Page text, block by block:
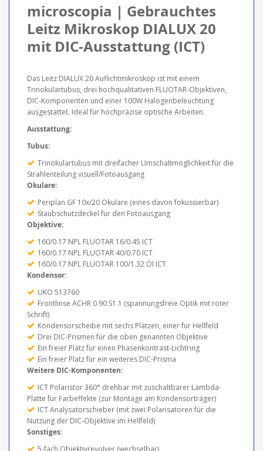
microscopia | Gebrauchtes
Leitz Mikroskop DIALUX 20
mit DIC-Ausstattung (ICT)
Das Leitz DIALUX 20 Auflichtmikroskop ist mit einem
Trinokulartubus, drei hochqualitativen FLUOTAR-Objektiven,
DIC-Komponenten und einer 100W Halogenbeleuchtung
ausgestattet. Ideal für hochpräzise optische Arbeiten.
Ausstattung:
Tubus:
Trinokulartubus mit dreifacher Umschaltmöglichkeit für die
Strahlenteilung visuell/Fotoausgang
Okulare:
Periplan GF 10x/20 Okulare (eines davon fokussierbar)
Staubschutzdeckel für den Fotoausgang
Objektive:
160/0.17 NPL FLUOTAR 16/0.45 ICT
160/0.17 NPL FLUOTAR 40/0.70 ICT
160/0.17 NPL FLUOTAR 100/1.32 Öl ICT
Kondensor:
UKO 513760
Frontlinse ACHR 0.90 S1.1 (spannungsfreie Optik mit roter
Schrift)
Kondensorscheibe mit sechs Plätzen, einer für Hellfeld
Drei DIC-Prismen für die oben genannten Objektive
Ein freier Platz für einen Phasenkontrast-Lichtring
Ein freier Platz für ein weiteres DIC-Prisma
Weitere DIC-Komponenten:
ICT Polaristor 360° drehbar mit zuschaltbarer Lambda-
Platte für Farbeffekte (zur Montage am Kondensorträger)
ICT Analysatorschieber (mit zwei Polarisatoren für die
Nutzung der DIC-Objektive im Hellfeld)
Sonstiges:
5-fach Objektivrevolver (wechselbar)